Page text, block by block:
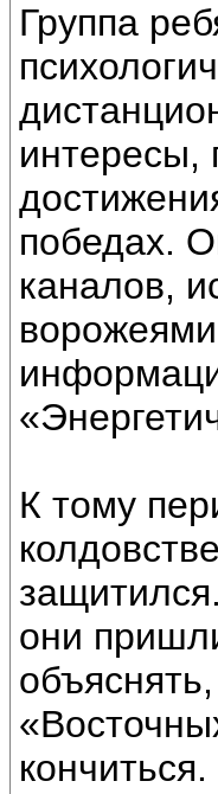
Группа
интересы,
победах.
каналов,
К тому
они